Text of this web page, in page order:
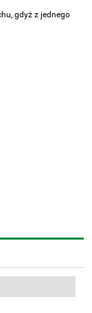
gdyż z jednego